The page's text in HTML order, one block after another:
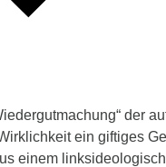
der
ein giftiges
einem